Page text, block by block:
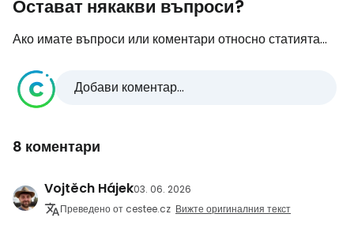
Остават някакви въпроси?
Ако имате въпроси или коментари относно статията...
Добави коментар...
8 коментари
Vojtěch Hájek03. 06. 2026
Преведено от cestee.cz Вижте оригиналния текст